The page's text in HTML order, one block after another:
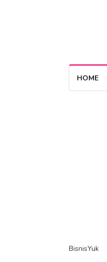
HOME
BisnisYuk